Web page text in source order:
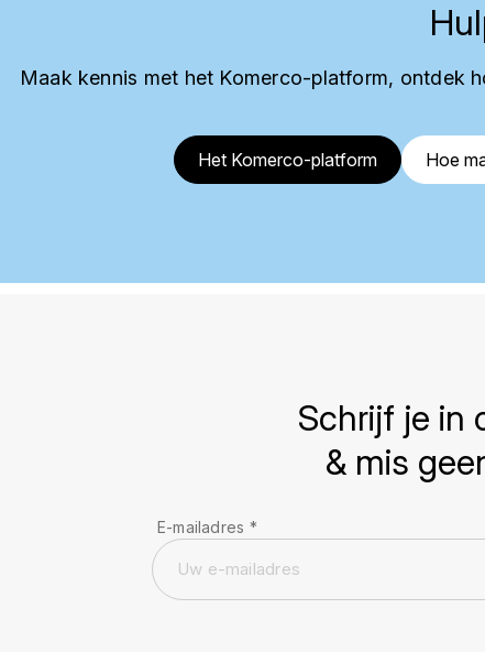
Maak kennis met het Komerco-platform, ontdek
Het Komerco-platform Hoe
Schrijf je in
& mis
E-mailadres *